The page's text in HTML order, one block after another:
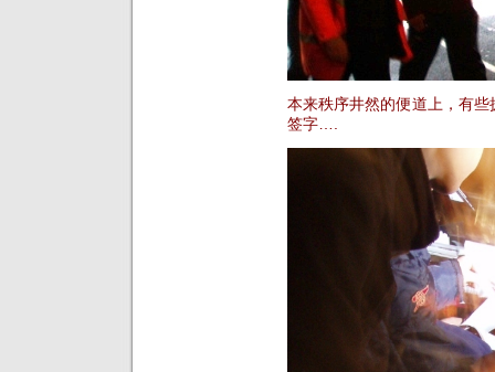
本来秩序井然的便道上，有
签字….